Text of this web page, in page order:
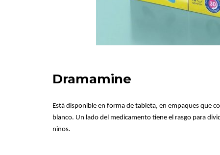
Dramamine
Está disponible en forma de tableta, en empaques que
blanco. Un lado del medicamento tiene el rasgo para
niños.